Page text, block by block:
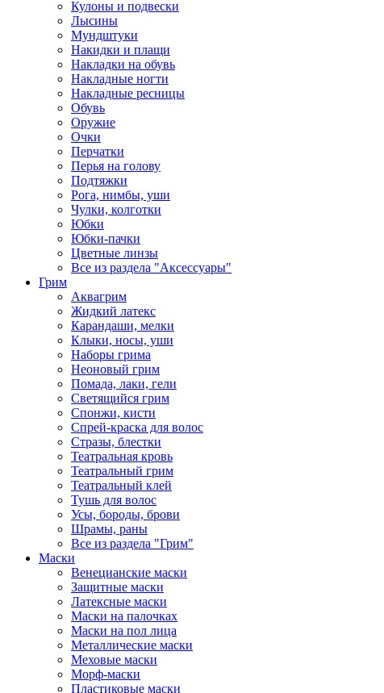
Кулоны и подвески
Лысины
Мундштуки
Накидки и плащи
Накладки на обувь
Накладные ногти
Накладные ресницы
Обувь
Оружие
Очки
Перчатки
Перья на голову
Подтяжки
Рога, нимбы, уши
Чулки, колготки
Юбки
Юбки-пачки
Цветные линзы
Все из раздела "Аксессуары"
Грим
Аквагрим
Жидкий латекс
Карандаши, мелки
Клыки, носы, уши
Наборы грима
Неоновый грим
Помада, лаки, гели
Светящийся грим
Спонжи, кисти
Спрей-краска для волос
Стразы, блестки
Театральная кровь
Театральный грим
Театральный клей
Тушь для волос
Усы, бороды, брови
Шрамы, раны
Все из раздела "Грим"
Маски
Венецианские маски
Защитные маски
Латексные маски
Маски на палочках
Маски на пол лица
Металлические маски
Меховые маски
Морф-маски
Пластиковые маски